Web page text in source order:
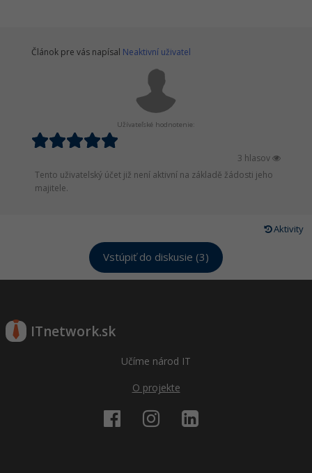
Článok pre vás napísal Neaktivní uživatel
Užívateľské hodnotenie:
3 hlasov
Tento uživatelský účet již není aktivní na základě žádosti jeho
majitele.
Aktivity
Vstúpiť do diskusie (3)
ITnetwork.sk
Učíme národ IT
O projekte